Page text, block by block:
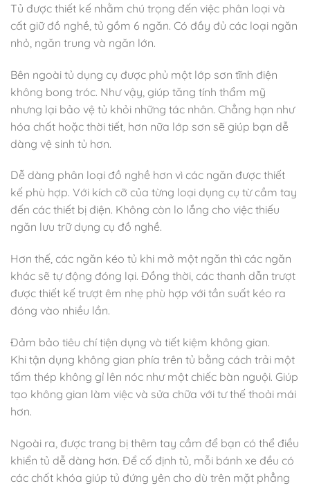
Tủ được thiết kế nhằm chú trọng đến việc phân loại và
cất giữ đồ nghề, tủ gồm 6 ngăn. Có đầy đủ các loại ngăn
nhỏ, ngăn trung và ngăn lớn.
Bên ngoài tủ dụng cụ được phủ một lớp sơn tĩnh điện
không bong tróc. Như vậy, giúp tăng tính thẩm mỹ
nhưng lại bảo vệ tủ khỏi những tác nhân. Chẳng hạn như
hóa chất hoặc thời tiết, hơn nữa lớp sơn sẽ giúp bạn dễ
dàng vệ sinh tủ hơn.
Dễ dàng phân loại đồ nghề hơn vì các ngăn được thiết
kế phù hợp. Với kích cỡ của từng loại dụng cụ từ cầm tay
đến các thiết bị điện. Không còn lo lắng cho việc thiếu
ngăn lưu trữ dụng cụ đồ nghề.
Hơn thế, các ngăn kéo tủ khi mở một ngăn thì các ngăn
khác sẽ tự động đóng lại. Đồng thời, các thanh dẫn trượt
được thiết kế trượt êm nhẹ phù hợp với tần suất kéo ra
đóng vào nhiều lần.
Đảm bảo tiêu chí tiện dụng và tiết kiệm không gian.
Khi tận dụng không gian phía trên tủ bằng cách trải một
tấm thép không gỉ lên nóc như một chiếc bàn nguội. Giúp
tạo không gian làm việc và sửa chữa với tư thế thoải mái
hơn.
Ngoài ra, được trang bị thêm tay cầm để bạn có thể điều
khiển tủ dễ dàng hơn. Để cố định tủ, mỗi bánh xe đều có
các chốt khóa giúp tủ đứng yên cho dù trên mặt phẳng